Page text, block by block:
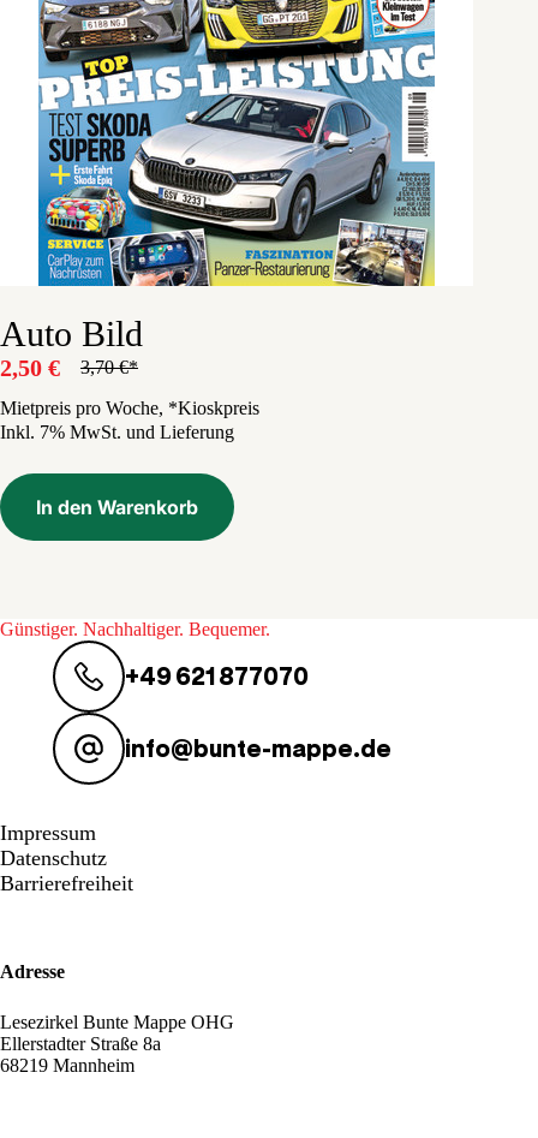
Auto Bild
3,70€
Ursprünglicher
Preis
war:
2,50 €
Aktueller
Preis
ist:
Mietpreis pro Woche, *Kioskpreis
Inkl. 7% MwSt. und Lieferung
In den Warenkorb
Günstiger. Nachhaltiger. Bequemer.
+49 621 877070
info@bunte-mappe.de
Impressum
Datenschutz
Barrierefreiheit
Adresse
Lesezirkel Bunte Mappe OHG
Ellerstadter Straße 8a
68219 Mannheim